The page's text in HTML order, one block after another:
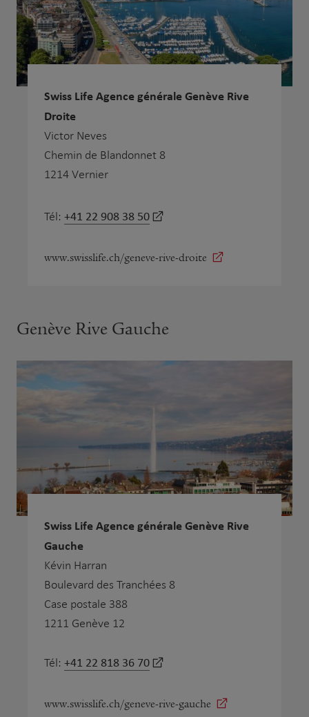
Swiss Life Agence générale Genève Rive
Droite
Victor Neves
Chemin de Blandonnet 8
1214 Vernier
Tél: +41 22 908 38 50
www.swisslife.ch/geneve-rive-droite
Genève Rive Gauche
Swiss Life Agence générale Genève Rive
Gauche
Kévin Harran
Boulevard des Tranchées 8
Case postale 388
1211 Genève 12
Tél: +41 22 818 36 70
www.swisslife.ch/geneve-rive-gauche